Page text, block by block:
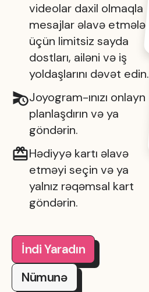
videolar daxil olmaqla
mesajlar əlavə etmələri
üçün limitsiz sayda
dostları, ailəni və iş
yoldaşlarını dəvət edin.
Joyogram-ınızı onlayn
planlaşdırın və ya
göndərin.
Hədiyyə kartı əlavə
etməyi seçin və ya
yalnız rəqəmsal kart
göndərin.
İndi Yaradın
Nümunə